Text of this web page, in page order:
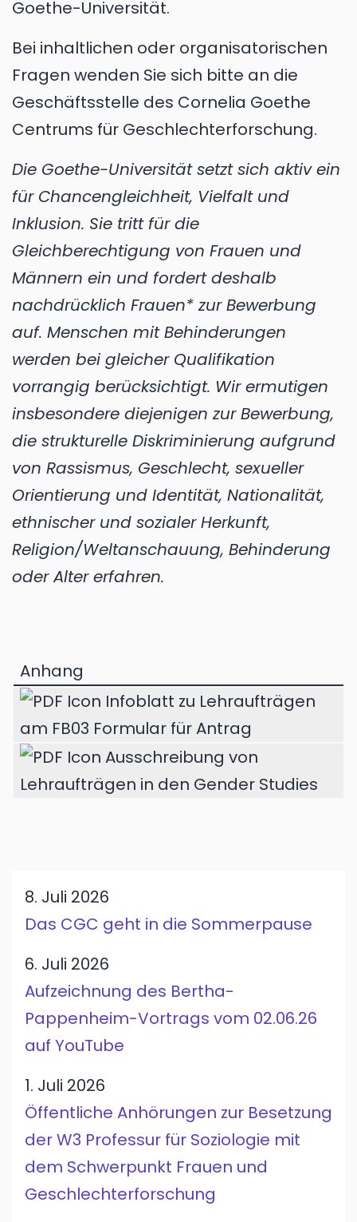
Goethe-Universität.
Bei inhaltlichen oder organisatorischen
Fragen wenden Sie sich bitte an die
Geschäftsstelle des Cornelia Goethe
Centrums für Geschlechterforschung.
Die Goethe-Universität setzt sich aktiv ein
für Chancengleichheit, Vielfalt und
Inklusion. Sie tritt für die
Gleichberechtigung von Frauen und
Männern ein und fordert deshalb
nachdrücklich Frauen* zur Bewerbung
auf. Menschen mit Behinderungen
werden bei gleicher Qualifikation
vorrangig berücksichtigt. Wir ermutigen
insbesondere diejenigen zur Bewerbung,
die strukturelle Diskriminierung aufgrund
von Rassismus, Geschlecht, sexueller
Orientierung und Identität, Nationalität,
ethnischer und sozialer Herkunft,
Religion/Weltanschauung, Behinderung
oder Alter erfahren.
Anhang
Infoblatt zu Lehraufträgen
am FB03 Formular für Antrag
Ausschreibung von
Lehraufträgen in den Gender Studies
8. Juli 2026
Das CGC geht in die Sommerpause
6. Juli 2026
Aufzeichnung des Bertha-
Pappenheim-Vortrags vom 02.06.26
auf YouTube
1. Juli 2026
Öffentliche Anhörungen zur Besetzung
der W3 Professur für Soziologie mit
dem Schwerpunkt Frauen und
Geschlechterforschung